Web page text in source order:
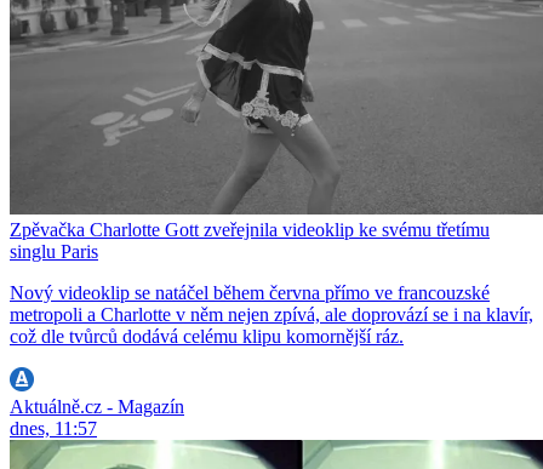
Zpěvačka Charlotte Gott zveřejnila videoklip ke svému třetímu
singlu Paris
Nový videoklip se natáčel během června přímo ve francouzské
metropoli a Charlotte v něm nejen zpívá, ale doprovází se i na klavír,
což dle tvůrců dodává celému klipu komornější ráz.
Aktuálně.cz - Magazín
dnes, 11:57